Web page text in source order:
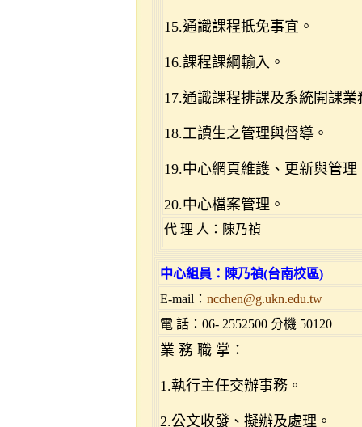
15.通識課程扺免事宜。
16.課程課綱輸入。
17.通識課程排課及系統開課業
18.工讀生之管理與督導。
19.中心網頁維護、更新與管理
20.中心檔案管理。
代 理 人： 陳乃禎
中心組員：陳乃禎(台南校區)
E-mail： ncchen@g.ukn.edu.tw
電 話：06- 2552500 分機 50120
業 務 職 掌：
1.執行主任交辦事務。
2.公文收發、擬辦及處理。